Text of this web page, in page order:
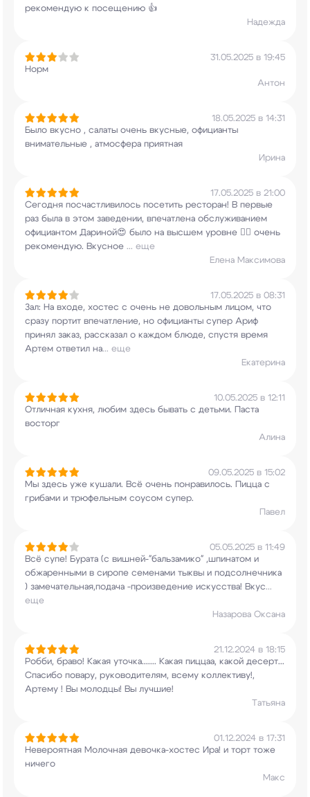
рекомендую к посещению 👍
Надежда
31.05.2025 в 19:45
Норм
Антон
18.05.2025 в 14:31
Было вкусно , салаты очень вкусные, официанты
внимательные , атмосфера приятная
Ирина
17.05.2025 в 21:00
Сегодня посчастливилось посетить ресторан! В первые
раз была в этом заведении, впечатлена обслуживанием
официантом Дариной😍 было на высшем уровне 👌🏻 очень
рекомендую. Вкусное ... еще
Елена Максимова
17.05.2025 в 08:31
Зал: На входе, хостес с очень не довольным лицом, что
сразу портит впечатление, но официанты супер Ариф
принял заказ, рассказал о каждом блюде, спустя время
Артем ответил на... еще
Екатерина
10.05.2025 в 12:11
Отличная кухня, любим здесь бывать с детьми. Паста
восторг
Алина
09.05.2025 в 15:02
Мы здесь уже кушали. Всё очень понравилось. Пицца с
грибами и трюфельным соусом супер.
Павел
05.05.2025 в 11:49
Всё супе! Бурата (с вишней-"бальзамико" ,шпинатом и
обжаренными в сиропе семенами тыквы и подсолнечника
) замечательная,подача -произведение искусства! Вкус...
еще
Назарова Оксана
21.12.2024 в 18:15
Робби, браво! Какая уточка....... Какая пиццаа, какой десерт...
Спасибо повару, руководителям, всему коллективу!,
Артему ! Вы молодцы! Вы лучшие!
Татьяна
01.12.2024 в 17:31
Невероятная Молочная девочка-хостес Ира! и торт тоже
ничего
Макс